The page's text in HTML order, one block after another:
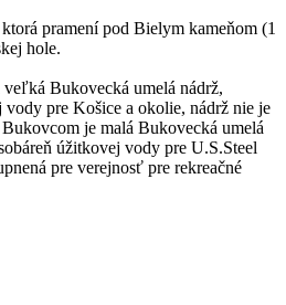
pramení pod Bielym kameňom (1
hole.
Bukovecká umelá nádrž,
vody pre Košice a okolie, nádrž nie je
je malá Bukovecká umelá
úžitkovej vody pre U.S.Steel
pre verejnosť pre rekreačné